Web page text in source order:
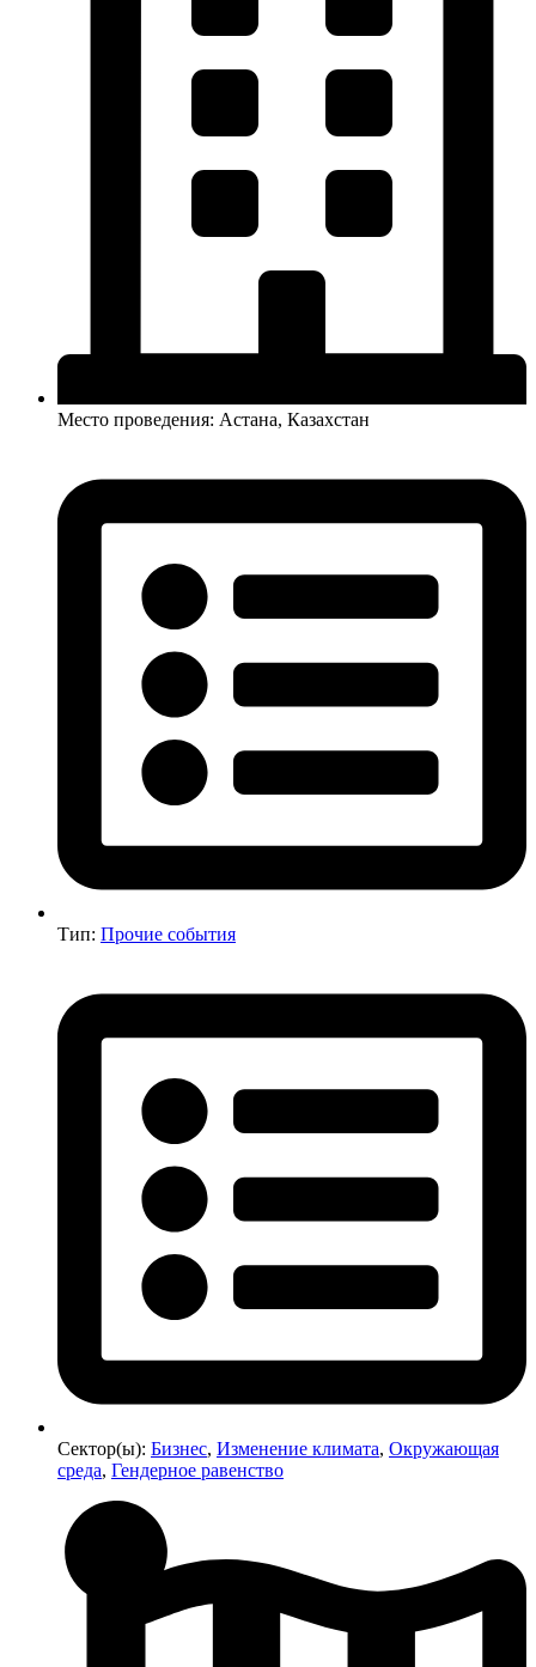
Место проведения: Астана, Казахстан
Тип: Прочие события
Сектор(ы): Бизнес, Изменение климата, Окружающая
среда, Гендерное равенство